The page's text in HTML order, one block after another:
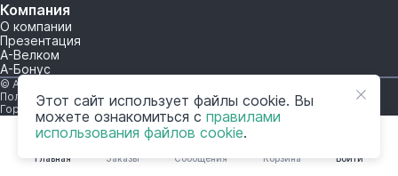
Главная Войти
Заказы Сообщения Корзина
Компания
О компании
Презентация
А-Велком
А-Бонус
© A-AC.RU 2015-2026. Все права защищены.
Политика обработки персональных данных
Горячая линия корпоративного регулирования и контроля
Этот сайт использует файлы cookie. Вы
можете ознакомиться с правилами
использования файлов cookie.